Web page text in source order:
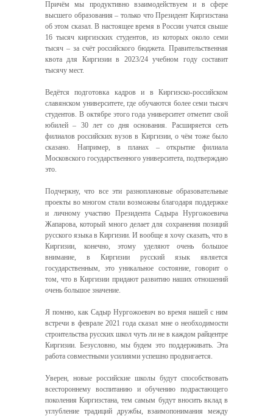
Причём мы продуктивно взаимодействуем и в сфере
высшего образования – только что Президент Киргизстана
об этом сказал. В настоящее время в России учатся свыше
16 тысяч киргизских студентов, из которых около семи
тысяч – за счёт российского бюджета. Правительственная
квота для Киргизии в 2023/24 учебном году составит
тысячу мест.
Ведётся подготовка кадров и в Киргизско-российском
славянском университете, где обучаются более семи тысяч
студентов. В октябре этого года университет отметит свой
юбилей – 30 лет со дня основания. Расширяется сеть
филиалов российских вузов в Киргизии, о чём тоже было
сказано. Например, в планах – открытие филиала
Московского государственного университета, подтверждаю
это.
Подчеркну, что все эти разноплановые образовательные
проекты во многом стали возможны благодаря поддержке
и личному участию Президента Садыра Нургожоевича
Жапарова, который много делает для сохранения позиций
русского языка в Киргизии. И вообще я хочу сказать, что в
Киргизии, конечно, этому уделяют очень большое
внимание, в Киргизии русский язык является
государственным, это уникальное состояние, говорит о
том, что в Киргизии придают развитию наших отношений
очень большое значение.
Я помню, как Садыр Нургожоевич во время нашей с ним
встречи в феврале 2021 года сказал мне о необходимости
строительства русских школ чуть ли не в каждом райцентре
Киргизии. Безусловно, мы будем это поддерживать. Эта
работа совместными усилиями успешно продвигается.
Уверен, новые российские школы будут способствовать
всестороннему воспитанию и обучению подрастающего
поколения Киргизстана, тем самым будут вносить вклад в
углубление традиций дружбы, взаимопонимания между